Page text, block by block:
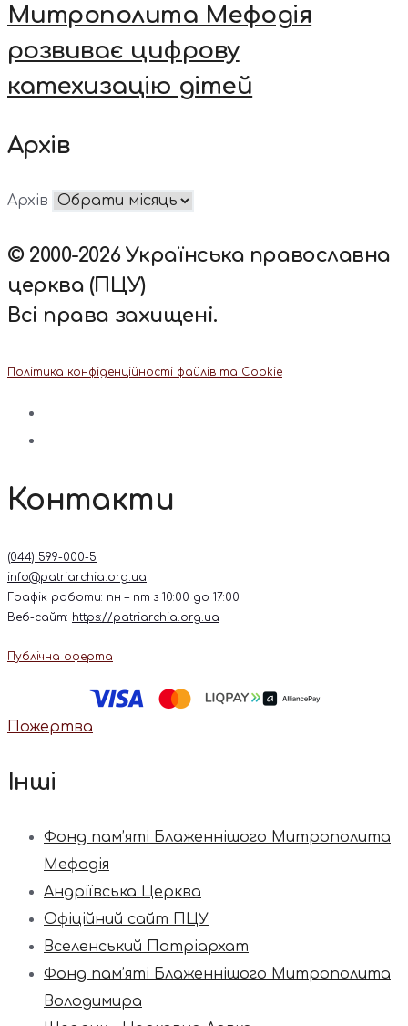
Митрополита Мефодія
розвиває цифрову
катехизацію дітей
Архів
Архів
© 2000-2026 Українська православна
церква (ПЦУ)
Всі права захищені.
Політика конфіденційності файлів та Cookie
Контакти
(044) 599-000-5
info@patriarchia.org.ua
Графік роботи: пн – пт з 10:00 до 17:00
Веб-сайт: https://patriarchia.org.ua
Публічна оферта
Пожертва
Інші
Фонд пам’яті Блаженнішого Митрополита
Мефодія
Андріївська Церква
Офіційний сайт ПЦУ
Вселенський Патріархат
Фонд пам’яті Блаженнішого Митрополита
Володимира